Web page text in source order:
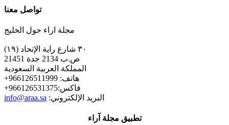
تواصل معنا
مجلة اراء حول الخليج
٣٠ شارع راية الإتحاد (١٩)
ص.ب 2134 جدة 21451
المملكة العربية السعودية
+هاتف: 966126511999
+فاكس:966126531375
info@araa.sa :البريد الإلكتروني
تطبيق مجلة آراء